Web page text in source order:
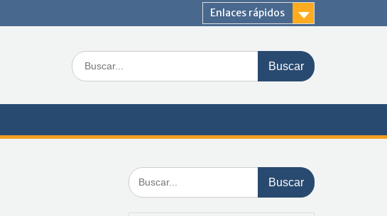
Enlaces rápidos
Buscar:
Buscar: